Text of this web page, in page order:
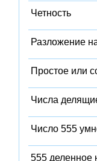
Четность
Разложение
Простое или
Числа
Число 555
555 деленное